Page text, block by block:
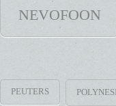
NEVOFOON
PEUTERS